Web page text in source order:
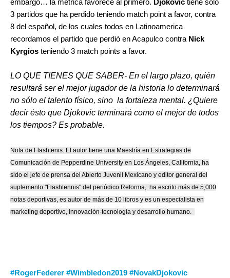
embargo… la métrica favorece al primero. Djokovic tiene sólo
3 partidos que ha perdido teniendo match point a favor, contra
8 del español, de los cuales todos en Latinoamerica
recordamos el partido que perdió en Acapulco contra Nick
Kyrgios teniendo 3 match points a favor.
LO QUE TIENES QUE SABER- En el largo plazo, quién
resultará ser el mejor jugador de la historia lo determinará
no sólo el talento físico, sino la fortaleza mental. ¿Quiere
decir ésto que Djokovic terminará como el mejor de todos
los tiempos? Es probable.
Nota de Flashtenis: El autor tiene una Maestría en Estrategias de
Comunicación de Pepperdine University en Los Ángeles, California, ha
sido el jefe de prensa del Abierto Juvenil Mexicano y editor general del
suplemento "Flashtennis" del periódico Reforma, ha escrito más de 5,000
notas deportivas, es autor de más de 10 libros y es un especialista en
marketing deportivo, innovación-tecnología y desarrollo humano.
#RogerFederer #Wimbledon2019 #NovakDjokovic